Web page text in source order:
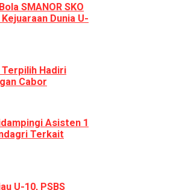
SMANOR SKO
Dunia U-
Terpilih Hadiri
Cabor
Asisten 1
Terkait
U-10, PSBS